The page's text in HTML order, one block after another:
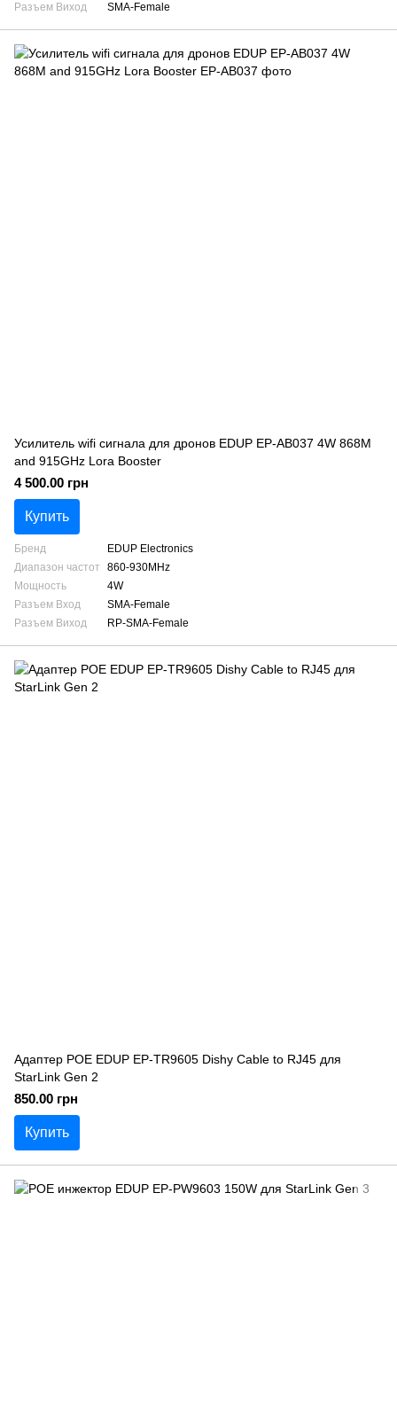
Разъем Виход
SMA-Female
Усилитель wifi сигнала для дронов EDUP EP-AB037 4W 868M
and 915GHz Lora Booster
4 500.00 грн
Купить
Бренд
EDUP Electronics
Диапазон частот
860-930MHz
Мощность
4W
Разъем Вход
SMA-Female
Разъем Виход
RP-SMA-Female
Адаптер POE EDUP EP-TR9605 Dishy Cable to RJ45 для
StarLink Gen 2
850.00 грн
Купить